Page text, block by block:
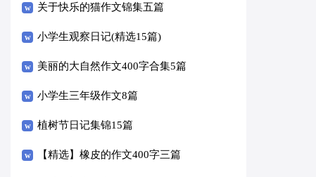
关于快乐的猫作文锦集五篇
小学生观察日记(精选15篇)
美丽的大自然作文400字合集5篇
小学生三年级作文8篇
植树节日记集锦15篇
【精选】橡皮的作文400字三篇